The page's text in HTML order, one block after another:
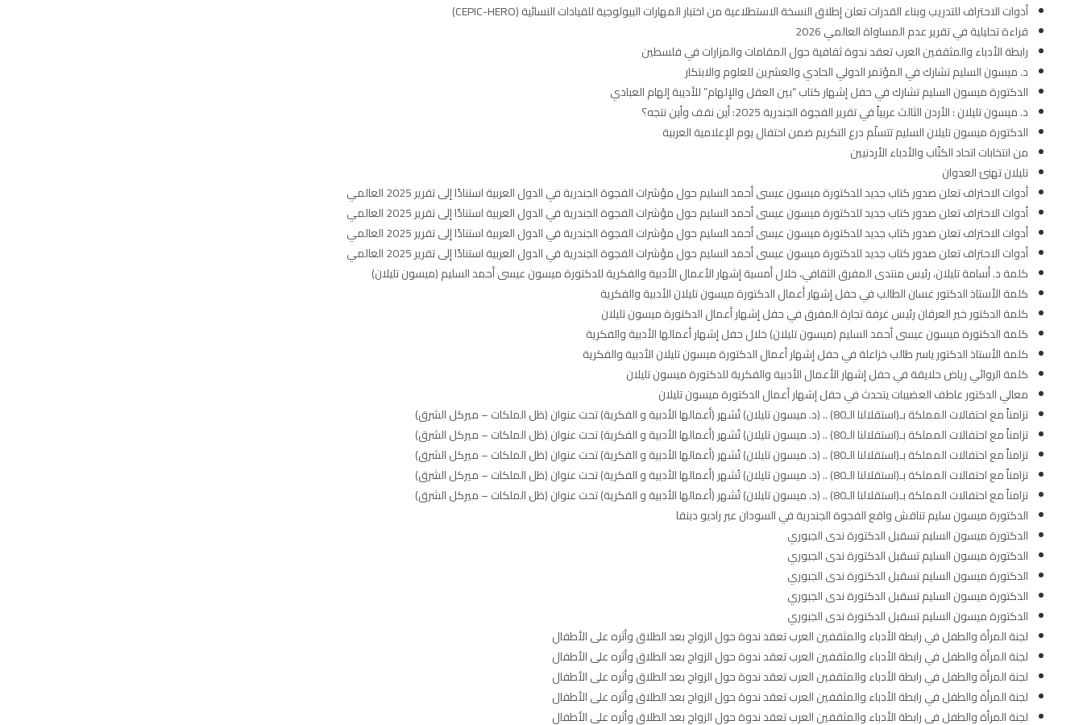
أدوات الاحتراف للتدريب وبناء القدرات تعلن إطلاق النسخة الاستطلاعية من اختبار المهارات البيولوجية للقيادات النسائية (CEPIC-HERO)
قراءة تحليلية في تقرير عدم المساواة العالمي 2026
رابطة الأدباء والمثقفين العرب تعقد ندوة ثقافية حول المقامات والمزارات في فلسطين
د. ميسون السليم تشارك في المؤتمر الدولي الحادي والعشرين للعلوم والابتكار
الدكتورة ميسون السليم تشارك في حفل إشهار كتاب “بين العقل والإلهام” للأديبة إلهام العبادي
د. ميسون تليلان : الأردن الثالث عربياً في تقرير الفجوة الجندرية 2025: أين نقف وأين نتجه؟
الدكتورة ميسون تليلان السليم تتسلّم درع التكريم ضمن احتفال يوم الإعلامية العربية
من انتخابات اتحاد الكتّاب والأدباء الأردنيين
تليلان تهنئ العدوان
أدوات الاحتراف تعلن صدور كتاب جديد للدكتورة ميسون عيسى أحمد السليم حول مؤشرات الفجوة الجندرية في الدول العربية استنادًا إلى تقرير 2025 العالمي
أدوات الاحتراف تعلن صدور كتاب جديد للدكتورة ميسون عيسى أحمد السليم حول مؤشرات الفجوة الجندرية في الدول العربية استنادًا إلى تقرير 2025 العالمي
أدوات الاحتراف تعلن صدور كتاب جديد للدكتورة ميسون عيسى أحمد السليم حول مؤشرات الفجوة الجندرية في الدول العربية استنادًا إلى تقرير 2025 العالمي
أدوات الاحتراف تعلن صدور كتاب جديد للدكتورة ميسون عيسى أحمد السليم حول مؤشرات الفجوة الجندرية في الدول العربية استنادًا إلى تقرير 2025 العالمي
كلمة د. أسامة تليلان، رئيس منتدى المفرق الثقافي، خلال أمسية إشهار الأعمال الأدبية والفكرية للدكتورة ميسون عيسى أحمد السليم (ميسون تليلان)
كلمة الأستاذ الدكتور غسان الطالب في حفل إشهار أعمال الدكتورة ميسون تليلان الأدبية والفكرية
كلمة الدكتور خير العرقان رئيس غرفة تجارة المفرق في حفل إشهار أعمال الدكتورة ميسون تليلان
كلمة الدكتورة ميسون عيسى أحمد السليم (ميسون تليلان) خلال حفل إشهار أعمالها الأدبية والفكرية
كلمة الأستاذ الدكتور ياسر طالب خزاعلة في حفل إشهار أعمال الدكتورة ميسون تليلان الأدبية والفكرية
كلمة الروائي رياض حلايقة في حفل إشهار الأعمال الأدبية والفكرية للدكتورة ميسون تليلان
معالي الدكتور عاطف العضيبات يتحدث في حفل إشهار أعمال الدكتورة ميسون تليلان
تزامناً مع احتفالات المملكة بـ(استقلالنا الـ80) .. (د. ميسون تليلان) تُشهر (أعمالها الأدبية و الفكرية) تحت عنوان (ظل الملكات – ميركل الشرق)
تزامناً مع احتفالات المملكة بـ(استقلالنا الـ80) .. (د. ميسون تليلان) تُشهر (أعمالها الأدبية و الفكرية) تحت عنوان (ظل الملكات – ميركل الشرق)
تزامناً مع احتفالات المملكة بـ(استقلالنا الـ80) .. (د. ميسون تليلان) تُشهر (أعمالها الأدبية و الفكرية) تحت عنوان (ظل الملكات – ميركل الشرق)
تزامناً مع احتفالات المملكة بـ(استقلالنا الـ80) .. (د. ميسون تليلان) تُشهر (أعمالها الأدبية و الفكرية) تحت عنوان (ظل الملكات – ميركل الشرق)
تزامناً مع احتفالات المملكة بـ(استقلالنا الـ80) .. (د. ميسون تليلان) تُشهر (أعمالها الأدبية و الفكرية) تحت عنوان (ظل الملكات – ميركل الشرق)
الدكتورة ميسون سليم تناقش واقع الفجوة الجندرية في السودان عبر راديو دبنقا
الدكتورة ميسون السليم تسقبل الدكتورة ندى الجبوري
الدكتورة ميسون السليم تسقبل الدكتورة ندى الجبوري
الدكتورة ميسون السليم تسقبل الدكتورة ندى الجبوري
الدكتورة ميسون السليم تسقبل الدكتورة ندى الجبوري
الدكتورة ميسون السليم تسقبل الدكتورة ندى الجبوري
لجنة المرأة والطفل في رابطة الأدباء والمثقفين العرب تعقد ندوة حول الزواج بعد الطلاق وأثره على الأطفال
لجنة المرأة والطفل في رابطة الأدباء والمثقفين العرب تعقد ندوة حول الزواج بعد الطلاق وأثره على الأطفال
لجنة المرأة والطفل في رابطة الأدباء والمثقفين العرب تعقد ندوة حول الزواج بعد الطلاق وأثره على الأطفال
لجنة المرأة والطفل في رابطة الأدباء والمثقفين العرب تعقد ندوة حول الزواج بعد الطلاق وأثره على الأطفال
لجنة المرأة والطفل في رابطة الأدباء والمثقفين العرب تعقد ندوة حول الزواج بعد الطلاق وأثره على الأطفال